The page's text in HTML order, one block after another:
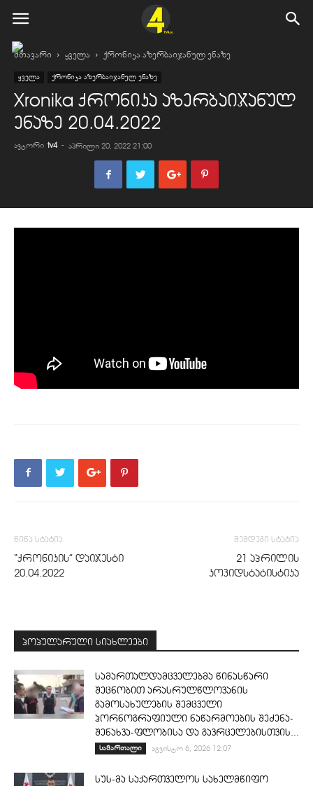
მთავარი ყველა ქრონიკა აზერბაიჯანულ ენაზე
ყველა ქრონიკა აზერბაიჯანულ ენაზე
Xronika ქრონიკა აზერბაიჯანულ
ენაზე 20.04.2022
ავტორი tv4 - აპრილი 20, 2022 21:00
წინა სტატია
“ქრონიკის” დაიჯესტი
20.04.2022
შემდეგი სტატია
21 აპრილის
კოვიდსტატისტიკა
პოპულარული სიახლეები
სამართალდამცველებმა წინასწარი
შეცნობით არასრულწლოვანის
გამოსახულების შემცველი
პორნოგრაფიული ნაწარმოების შეძენა-
შენახვა-ფლობისა და გავრცელებისთვის...
სამართალი აგვისტო 6, 2026 12:07
სუს-მა საქართველოს სახელმწიფო